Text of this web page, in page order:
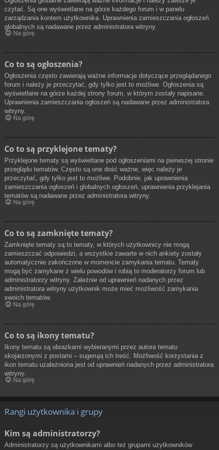
czytać. Są one wyświetlane na górze każdego forum i w panelu
zarządzania kontem użytkownika. Uprawnienia zamieszczania ogłoszeń
globalnych są nadawane przez administratora witryny.
Na górę
Co to są ogłoszenia?
Ogłoszenia często zawierają ważne informacje dotyczące przeglądanego
forum i należy je przeczytać, gdy tylko jest to możliwe. Ogłoszenia są
wyświetlane na górze każdej strony forum, w którym zostały napisane.
Uprawnienia zamieszczania ogłoszeń są nadawane przez administratora
witryny.
Na górę
Co to są przyklejone tematy?
Przyklejone tematy są wyświetlane pod ogłoszeniami na pierwszej stronie
przeglądu tematów. Często są one dość ważne, więc należy je
przeczytać, gdy tylko jest to możliwe. Podobnie, jak uprawnienia
zamieszczania ogłoszeń i globalnych ogłoszeń, uprawnienia przyklejania
tematów są nadawane przez administratora witryny.
Na górę
Co to są zamknięte tematy?
Zamknięte tematy są to tematy, w których użytkownicy nie mogą
zamieszczać odpowiedzi, a wszystkie zawarte w nich ankiety zostały
automatycznie zakończone w momencie zamykania tematu. Tematy
mogą być zamykane z wielu powodów i robią to moderatorzy forum lub
administratorzy witryny. Zależnie od uprawnień nadanych przez
administratora witryny użytkownik może mieć możliwość zamykania
swoich tematów.
Na górę
Co to są ikony tematu?
Ikony tematu są obrazkami wybieranymi przez autora tematu
skojarzonymi z postami – sugerują ich treść. Możliwość korzystania z
ikon tematu uzależniona jest od uprawnień nadanych przez administratora
witryny.
Na górę
Rangi użytkownika i grupy
Kim są administratorzy?
Administratorzy są użytkownikami albo też grupami użytkowników